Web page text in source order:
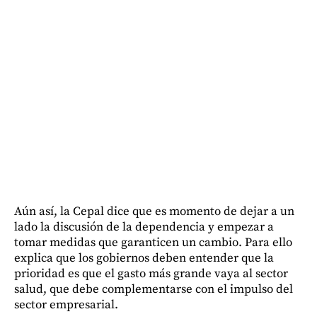
Aún así, la Cepal dice que es momento de dejar a un
lado la discusión de la dependencia y empezar a
tomar medidas que garanticen un cambio. Para ello
explica que los gobiernos deben entender que la
prioridad es que el gasto más grande vaya al sector
salud, que debe complementarse con el impulso del
sector empresarial.